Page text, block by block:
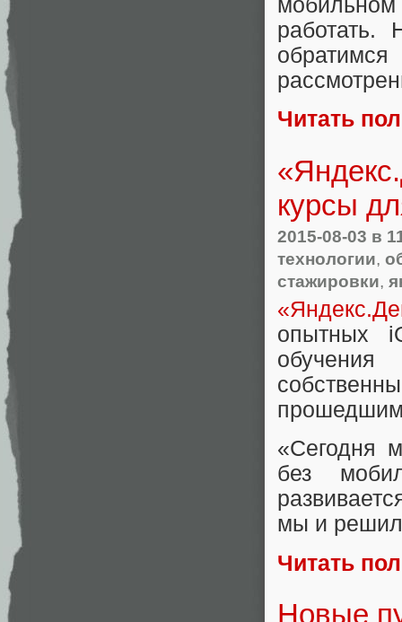
работать.
Читать
курсы
2015-08-03 в
технологии,
стажировки,
опытных
обучения
прошедшим
«Сегодня
без
мы и
Читать
Новые